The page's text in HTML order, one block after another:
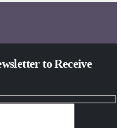
to Receive